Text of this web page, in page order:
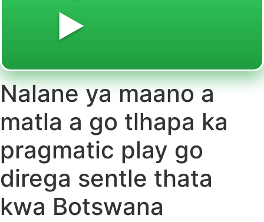
▶️
Nalane ya maano a
matla a go tlhapa ka
pragmatic play go
direga sentle thata
kwa Botswana